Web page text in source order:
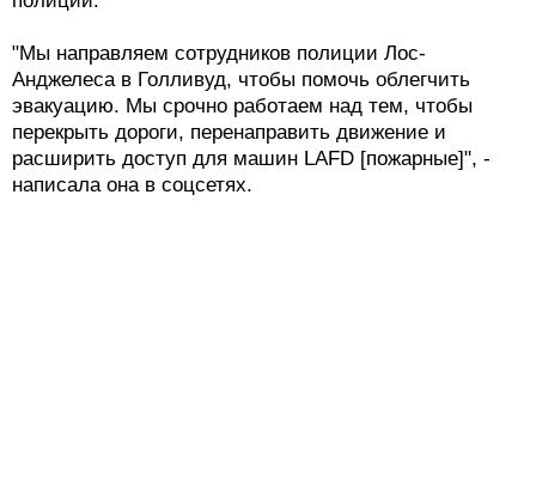
"Мы направляем сотрудников полиции Лос-
Анджелеса в Голливуд, чтобы помочь облегчить
эвакуацию. Мы срочно работаем над тем, чтобы
перекрыть дороги, перенаправить движение и
расширить доступ для машин LAFD [пожарные]", -
написала она в соцсетях.